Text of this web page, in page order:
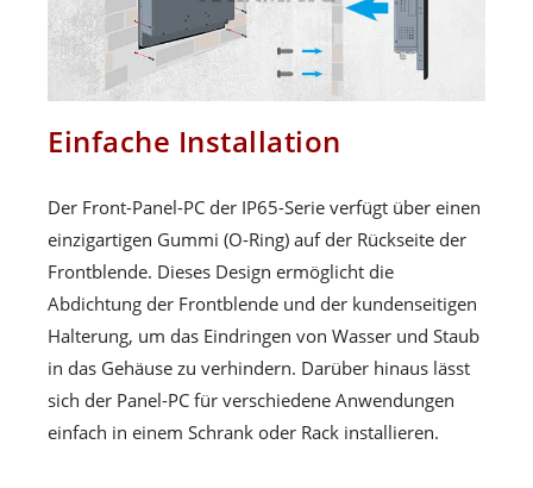
Einfache Installation
Der Front-Panel-PC der IP65-Serie verfügt über einen
einzigartigen Gummi (O-Ring) auf der Rückseite der
Frontblende. Dieses Design ermöglicht die
Abdichtung der Frontblende und der kundenseitigen
Halterung, um das Eindringen von Wasser und Staub
in das Gehäuse zu verhindern. Darüber hinaus lässt
sich der Panel-PC für verschiedene Anwendungen
einfach in einem Schrank oder Rack installieren.